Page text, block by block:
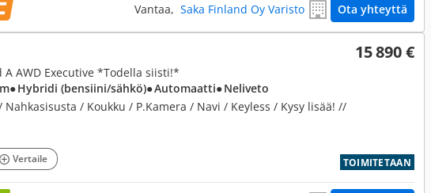
Vantaa, Saka Finland Oy Varisto Ota yhteyttä
15 890 €
TOIMITETAAN
A AWD Executive *Todella siisti!*
● Hybridi (bensiini/sähkö)● Automaatti● Neliveto
Nahkasisusta / Koukku / P.Kamera / Navi / Keyless / Kysy lisää! //
Vertaile